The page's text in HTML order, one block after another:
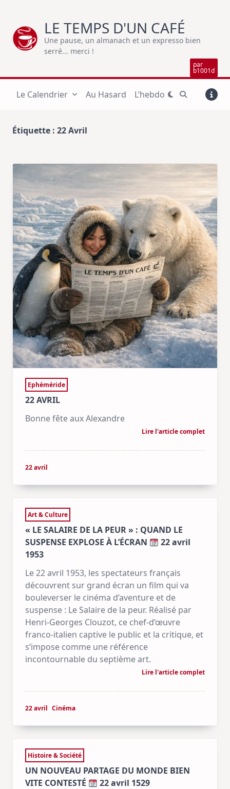
content
LE TEMPS D'UN CAFÉ
Une pause, un almanach et un expresso bien
serré... merci !
par
b1001d
Le Calendrier Au Hasard L’hebdo
Étiquette : 22 Avril
Ephéméride
22 AVRIL
Bonne fête aux Alexandre
Lire l'article complet
22 avril
Art & Culture
« LE SALAIRE DE LA PEUR » : QUAND LE
SUSPENSE EXPLOSE À L’ÉCRAN
22 avril
1953
Le 22 avril 1953, les spectateurs français
découvrent sur grand écran un film qui va
bouleverser le cinéma d’aventure et de
suspense : Le Salaire de la peur. Réalisé par
Henri-Georges Clouzot, ce chef-d’œuvre
franco-italien captive le public et la critique, et
s’impose comme une référence
incontournable du septième art.
Lire l'article complet
22 avril Cinéma
Histoire & Société
UN NOUVEAU PARTAGE DU MONDE BIEN
VITE CONTESTÉ
22 avril 1529